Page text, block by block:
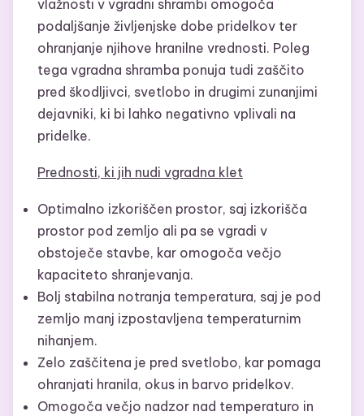
vlažnosti v vgradni shrambi omogoča
podaljšanje življenjske dobe pridelkov ter
ohranjanje njihove hranilne vrednosti. Poleg
tega vgradna shramba ponuja tudi zaščito
pred škodljivci, svetlobo in drugimi zunanjimi
dejavniki, ki bi lahko negativno vplivali na
pridelke.
Prednosti, ki jih nudi vgradna klet
Optimalno izkoriščen prostor, saj izkorišča
prostor pod zemljo ali pa se vgradi v
obstoječe stavbe, kar omogoča večjo
kapaciteto shranjevanja.
Bolj stabilna notranja temperatura, saj je pod
zemljo manj izpostavljena temperaturnim
nihanjem.
Zelo zaščitena je pred svetlobo, kar pomaga
ohranjati hranila, okus in barvo pridelkov.
Omogoča večjo nadzor nad temperaturo in